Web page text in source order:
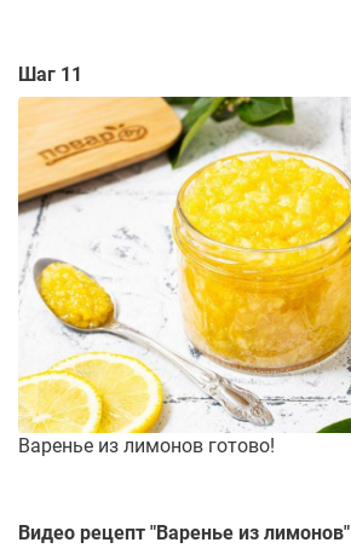
Шаг 11
Варенье из лимонов готово!
Видео рецепт "Варенье из лимонов"